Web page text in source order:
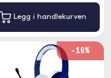
Legg i handlekurven
-16%